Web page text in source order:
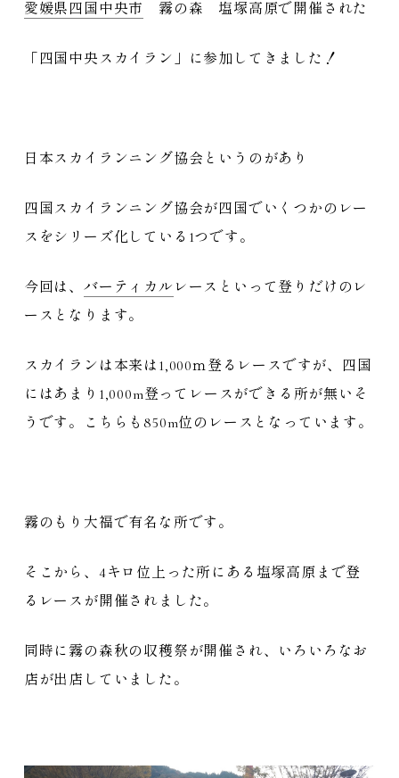
愛媛県四国中央市 霧の森 塩塚高原で開催された
「四国中央スカイラン」に参加してきました！
日本スカイランニング協会というのがあり
四国スカイランニング協会が四国でいくつかのレー
スをシリーズ化している1つです。
今回は、バーティカル レースといって登りだけのレ
ースとなります。
スカイランは本来は1,000ｍ登るレースですが、四国
にはあまり1,000m登ってレースができる所が無いそ
うです。こちらも850m位のレースとなっています。
霧のもり大福で有名な所です。
そこから、4キロ位上った所にある塩塚高原まで登
るレースが開催されました。
同時に霧の森秋の収穫祭が開催され、いろいろなお
店が出店していました。